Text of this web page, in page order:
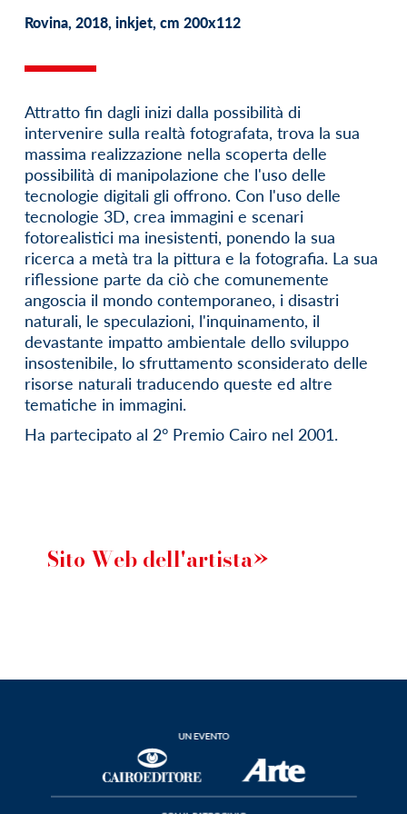
Attratto fin dagli inizi dalla possibilità di
intervenire sulla realtà fotografata, trova la sua
massima realizzazione nella scoperta delle
possibilità di manipolazione che l'uso delle
tecnologie digitali gli offrono. Con l'uso delle
tecnologie 3D, crea immagini e scenari
fotorealistici ma inesistenti, ponendo la sua
ricerca a metà tra la pittura e la fotografia. La sua
riflessione parte da ciò che comunemente
angoscia il mondo contemporaneo, i disastri
naturali, le speculazioni, l'inquinamento, il
devastante impatto ambientale dello sviluppo
insostenibile, lo sfruttamento sconsiderato delle
risorse naturali traducendo queste ed altre
tematiche in immagini.
Ha partecipato al 2° Premio Cairo nel 2001.
Sito Web dell'artista»
Rovina, 2018, inkjet, cm 200x112